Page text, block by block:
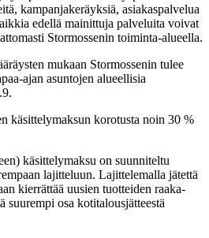
kampanjakeräyksiä, asiakaspalvelua
edellä mainittuja palveluita voivat
Stormossenin toiminta-alueella.
mukaan Stormossenin tulee
ajan asuntojen alueellisia
käsittelymaksun korotusta noin 30 %
käsittelymaksu on suunniteltu
lajitteluun. Lajittelemalla jätettä
kierrättää uusien tuotteiden raaka-
suurempi osa kotitalousjätteestä